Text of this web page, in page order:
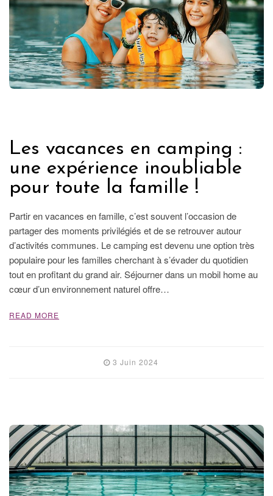
Les vacances en camping :
une expérience inoubliable
pour toute la famille !
Partir en vacances en famille, c’est souvent l’occasion de
partager des moments privilégiés et de se retrouver autour
d’activités communes. Le camping est devenu une option très
populaire pour les familles cherchant à s’évader du quotidien
tout en profitant du grand air. Séjourner dans un mobil home au
cœur d’un environnement naturel offre…
READ MORE
3 Juin 2024